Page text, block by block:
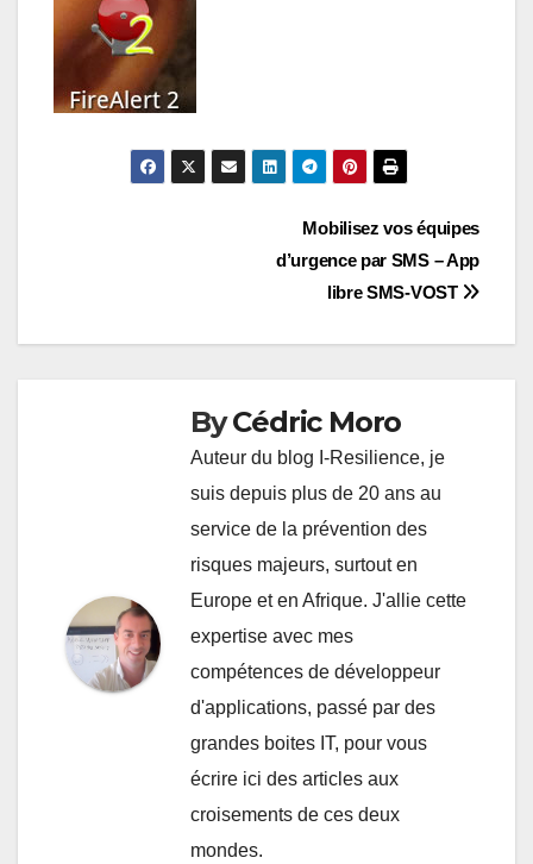
l’article
Mobilisez vos équipes
d’urgence par SMS – App
libre SMS-VOST
ByCédric Moro
Auteur du blog I-Resilience, je
suis depuis plus de 20 ans au
service de la prévention des
risques majeurs, surtout en
Europe et en Afrique. J'allie cette
expertise avec mes
compétences de développeur
d'applications, passé par des
grandes boites IT, pour vous
écrire ici des articles aux
croisements de ces deux
mondes.